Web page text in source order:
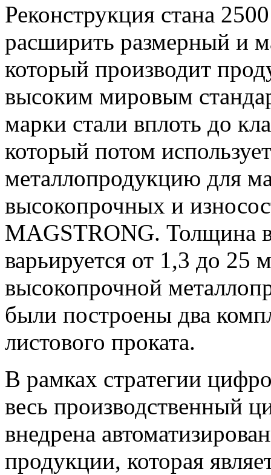
Реконструкция стана
расширить размерный и
который производит
высоким мировым
марки стали вплоть до
который потом
металлопродукцию для
высокопрочных и
MAGSTRONG. Толщина
варьируется от 1,3 до 25
высокопрочной
были построены два
листового проката.
В рамках стратегии
весь производственный
внедрена
продукции, которая